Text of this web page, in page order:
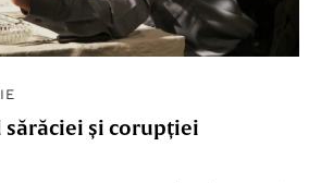
sărăciei și corupției